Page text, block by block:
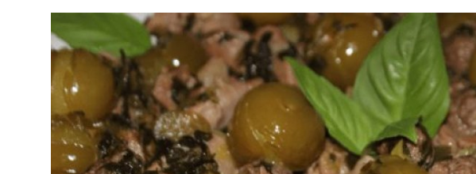
Temel Gıda ve Ürün Rehberleri
İçecek Kültürü & Barista
Yöresel Tarifler & Ev Yemekleri
Gıda Güvenliği & Sağlık
İçecek Kültürü & Rehberleri